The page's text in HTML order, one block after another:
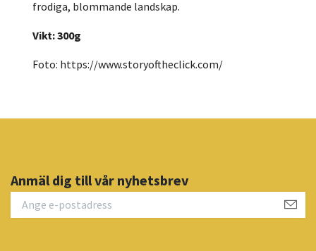
frodiga, blommande landskap.
Vikt: 300g
Foto: https://www.storyoftheclick.com/
Anmäl dig till vår nyhetsbrev